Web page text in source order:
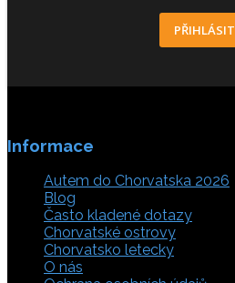
PŘIHLÁSIT
Informace
Autem do Chorvatska 2026
Blog
Často kladené dotazy
Chorvatské ostrovy
Chorvatsko letecky
O nás